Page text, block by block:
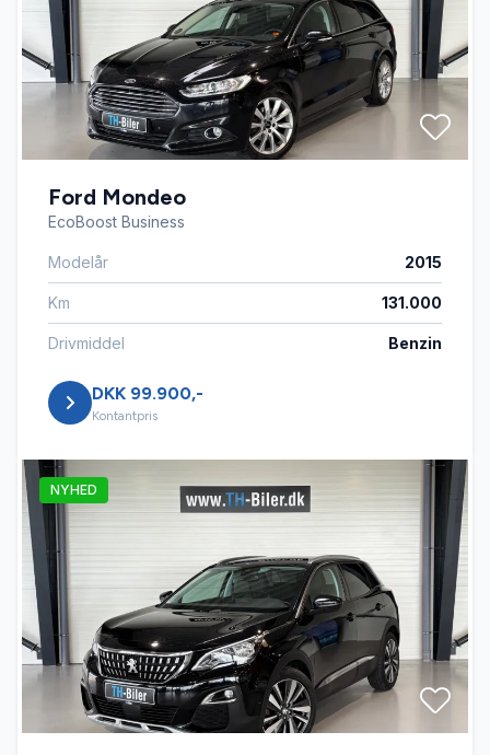
Ford Mondeo
EcoBoost Business
Modelår 2015
Km 131.000
Drivmiddel Benzin
DKK 99.900,-
Kontantpris
NYHED